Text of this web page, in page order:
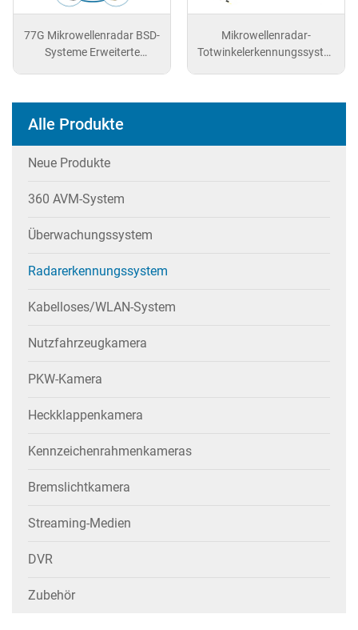
Mikrowellenradar-
Totwinkelerkennungssysteme
Mikrowellenradar-BSD
(77G)
Alle Produkte
Neue Produkte
360 AVM-System
Überwachungssystem
Radarerkennungssystem
Kabelloses/WLAN-System
Nutzfahrzeugkamera
PKW-Kamera
Heckklappenkamera
Kennzeichenrahmenkameras
Bremslichtkamera
Streaming-Medien
DVR
Zubehör